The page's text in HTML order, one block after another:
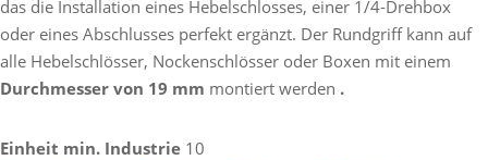
das die Installation eines Hebelschlosses, einer 1/4-Drehbox
oder eines Abschlusses perfekt ergänzt. Der Rundgriff kann auf
alle Hebelschlösser, Nockenschlösser oder Boxen mit einem
Durchmesser von 19 mm montiert werden .
Einheit min. Industrie 10